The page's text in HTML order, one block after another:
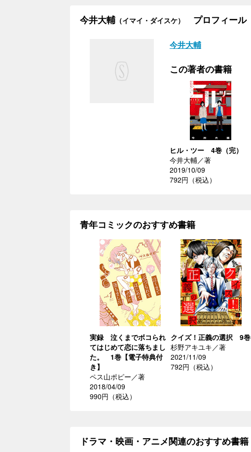
今井大輔 （イマイ・ダイスケ） プロフィール
今井大輔
この著者の書籍
ヒル・ツー 4巻（完）
今井大輔／著
2019/10/09
792円（税込）
青年コミックのおすすめ書籍
実録 泣くまでボコられ
てはじめて恋に落ちまし
た。 1巻【電子特典付
き】
ペス山ポピー／著
2018/04/09
990円（税込）
クイズ！正義の選択 9巻
杉野アキユキ／著
2021/11/09
792円（税込）
ドラマ・映画・アニメ関連のおすすめ書籍